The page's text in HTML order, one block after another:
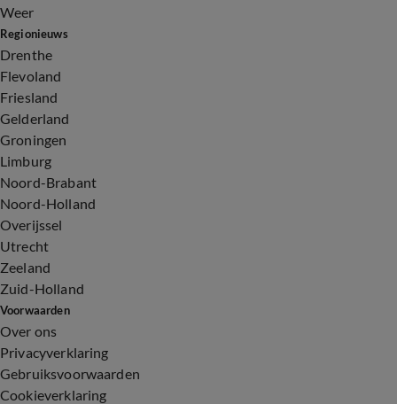
Weer
Regionieuws
Drenthe
Flevoland
Friesland
Gelderland
Groningen
Limburg
Noord-Brabant
Noord-Holland
Overijssel
Utrecht
Zeeland
Zuid-Holland
Voorwaarden
Over ons
Privacyverklaring
Gebruiksvoorwaarden
Cookieverklaring